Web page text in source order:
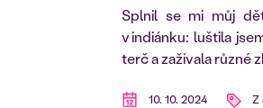
Splnil se mi můj
v indiánku: luštila
terč a zažívala různé
10. 10. 2024 Z